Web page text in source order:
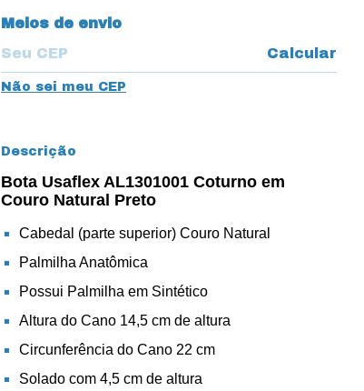
Entregas para o CEP:
Meios de envio
Calcular
Não sei meu CEP
Descrição
Bota Usaflex AL1301001 Coturno em
Couro Natural Preto
Cabedal (parte superior) Couro Natural
Palmilha Anatômica
Possui Palmilha em Sintético
Altura do Cano 14,5 cm de altura
Circunferência do Cano 22 cm
Solado com 4,5 cm de altura